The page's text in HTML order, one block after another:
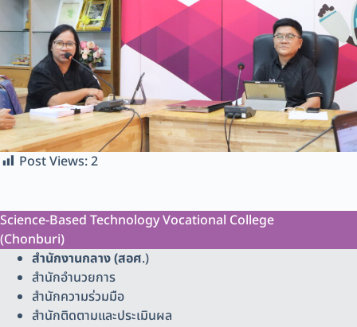
Post Views:2
Science-Based Technology Vocational College
(Chonburi)
สำนักงานกลาง (สอศ.)
สำนักอำนวยการ
สำนักความร่วมมือ
สำนักติดตามและประเมินผล